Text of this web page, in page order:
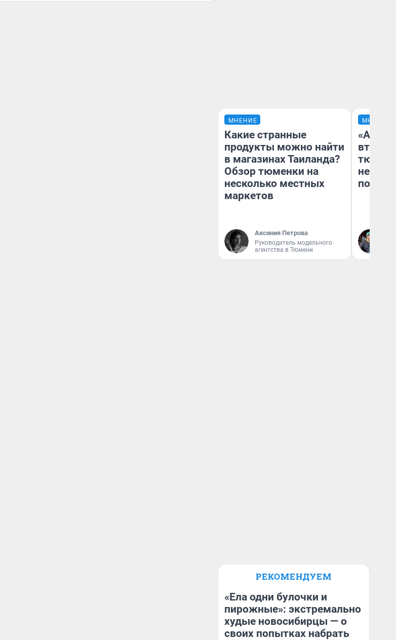
МНЕНИЕ
Какие странные
продукты можно найти
в магазинах Таиланда?
Обзор тюменки на
несколько местных
маркетов
Аксиния Петрова
Руководитель модельного
агентства в Тюмени
МНЕНИЕ
РЕКОМЕНДУЕМ
«Ела одни булочки и
пирожные»: экстремально
худые новосибирцы — о
своих попытках набрать